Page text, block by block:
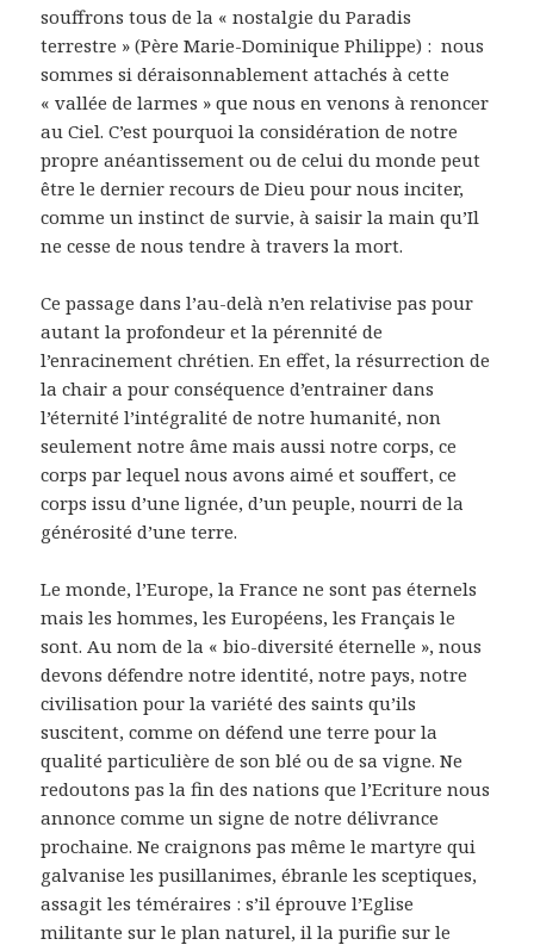
souffrons tous de la « nostalgie du Paradis
terrestre » (Père Marie-Dominique Philippe) : nous
sommes si déraisonnablement attachés à cette
« vallée de larmes » que nous en venons à renoncer
au Ciel. C’est pourquoi la considération de notre
propre anéantissement ou de celui du monde peut
être le dernier recours de Dieu pour nous inciter,
comme un instinct de survie, à saisir la main qu’Il
ne cesse de nous tendre à travers la mort.
Ce passage dans l’au-delà n’en relativise pas pour
autant la profondeur et la pérennité de
l’enracinement chrétien. En effet, la résurrection de
la chair a pour conséquence d’entrainer dans
l’éternité l’intégralité de notre humanité, non
seulement notre âme mais aussi notre corps, ce
corps par lequel nous avons aimé et souffert, ce
corps issu d’une lignée, d’un peuple, nourri de la
générosité d’une terre.
Le monde, l’Europe, la France ne sont pas éternels
mais les hommes, les Européens, les Français le
sont. Au nom de la « bio-diversité éternelle », nous
devons défendre notre identité, notre pays, notre
civilisation pour la variété des saints qu’ils
suscitent, comme on défend une terre pour la
qualité particulière de son blé ou de sa vigne. Ne
redoutons pas la fin des nations que l’Ecriture nous
annonce comme un signe de notre délivrance
prochaine. Ne craignons pas même le martyre qui
galvanise les pusillanimes, ébranle les sceptiques,
assagit les téméraires : s’il éprouve l’Eglise
militante sur le plan naturel, il la purifie sur le